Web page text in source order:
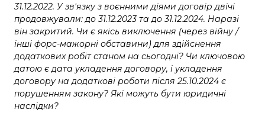
31.12.2022. У зв'язку з воєнними діями договір двічі
продовжували: до 31.12.2023 та до 31.12.2024. Наразі
він закритий. Чи є якісь виключення (через війну /
інші форс-мажорні обставини) для здійснення
додаткових робіт станом на сьогодні? Чи ключовою
датою є дата укладення договору, і укладення
договору на додаткові роботи після 25.10.2024 є
порушенням закону? Які можуть бути юридичні
наслідки?